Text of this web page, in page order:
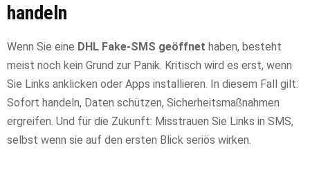
handeln
Wenn Sie eine DHL Fake-SMS geöffnet haben, besteht
meist noch kein Grund zur Panik. Kritisch wird es erst, wenn
Sie Links anklicken oder Apps installieren. In diesem Fall gilt:
Sofort handeln, Daten schützen, Sicherheitsmaßnahmen
ergreifen. Und für die Zukunft: Misstrauen Sie Links in SMS,
selbst wenn sie auf den ersten Blick seriös wirken.